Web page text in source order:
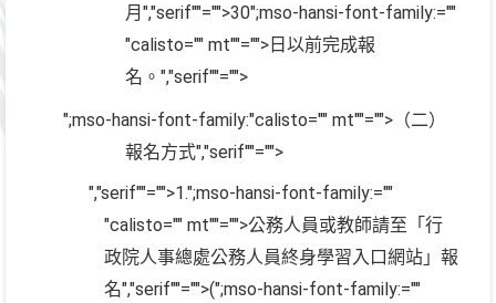
月 ","serif""="">30";mso-hansi-font-family:=""
"calisto="" mt""="">日以前完成報
名。 ","serif""="">
";mso-hansi-font-family:"calisto="" mt""="">（二）
報名方式","serif""="">
","serif""="">1.";mso-hansi-font-family:=""
"calisto="" mt""="">公務人員或教師請至「行
政院人事總處公務人員終身學習入口網站」報
名","serif""="">(";mso-hansi-font-family:=""